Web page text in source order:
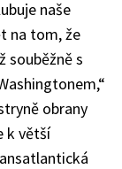
naše
na tom, že
souběžně s
obrany
k větší